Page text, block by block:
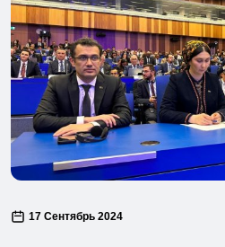
17 Сентябрь 2024